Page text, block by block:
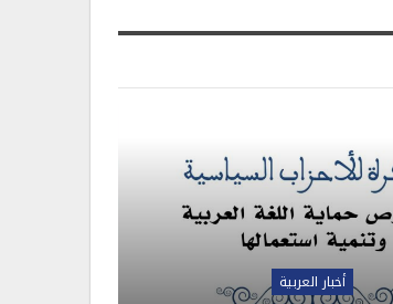
أخبار العربية